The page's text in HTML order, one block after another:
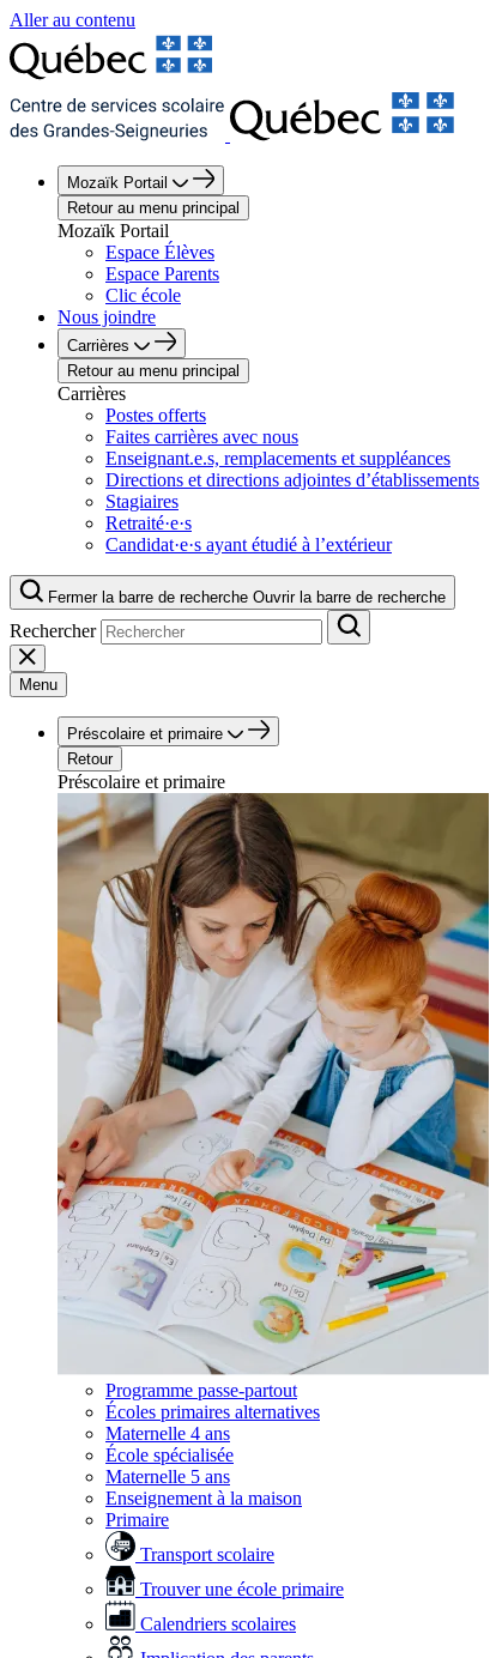
Aller au contenu
Mozaïk Portail
Retour au menu principal
Mozaïk Portail
Espace Élèves
Espace Parents
Clic école
Nous joindre
Carrières
Retour au menu principal
Carrières
Postes offerts
Faites carrières avec nous
Enseignant.e.s, remplacements et suppléances
Directions et directions adjointes d’établissements
Stagiaires
Retraité·e·s
Candidat·e·s ayant étudié à l’extérieur
Fermer la barre de recherche Ouvrir la barre de recherche
Rechercher
Menu
Préscolaire et primaire
Retour
Préscolaire et primaire
Programme passe-partout
Écoles primaires alternatives
Maternelle 4 ans
École spécialisée
Maternelle 5 ans
Enseignement à la maison
Primaire
Transport scolaire
Trouver une école primaire
Calendriers scolaires